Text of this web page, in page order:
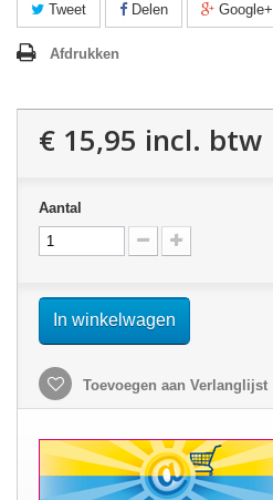
Tweet Delen Google+
Afdrukken
€ 15,95 incl. btw
Aantal
In winkelwagen
Toevoegen aan Verlanglijst